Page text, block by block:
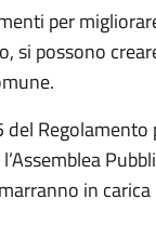
per
si possono
del Regolamento
in carica